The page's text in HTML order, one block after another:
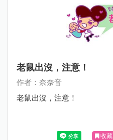
老鼠出沒，注意！
作者：奈奈音
老鼠出沒，注意！
收藏